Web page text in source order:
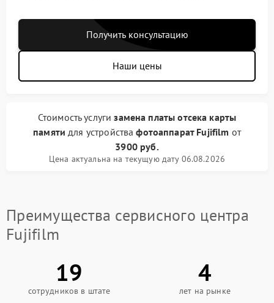
Получить консультацию
Наши цены
Стоимость услугизамена платы отсека карты
памяти для устройствафотоаппарат Fujifilm от
3900 руб.
Цена актуальна на текущую дату 06.08.2026
Преимущества сервисного центра
Fujifilm
19
сотрудников в штате
4
лет на рынке